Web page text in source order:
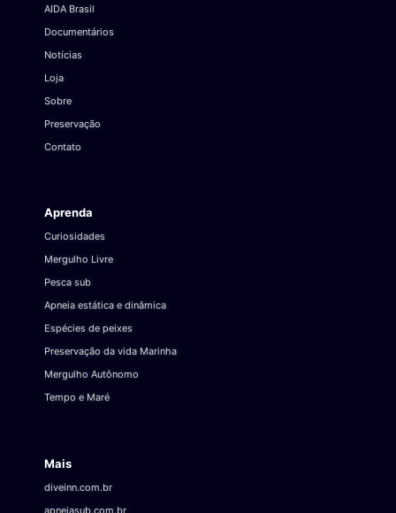
AIDA Brasil
Documentários
Notícias
Loja
Sobre
Preservação
Contato
Aprenda
Curiosidades
Mergulho Livre
Pesca sub
Apneia estática e dinâmica
Espécies de peixes
Preservação da vida Marinha
Mergulho Autônomo
Tempo e Maré
Mais
diveinn.com.br
apneiasub.com.br